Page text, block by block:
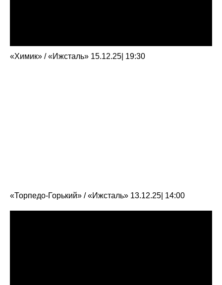
«Химик» / «Ижсталь» 15.12.25| 19:30
«Торпедо-Горький» / «Ижсталь» 13.12.25| 14:00